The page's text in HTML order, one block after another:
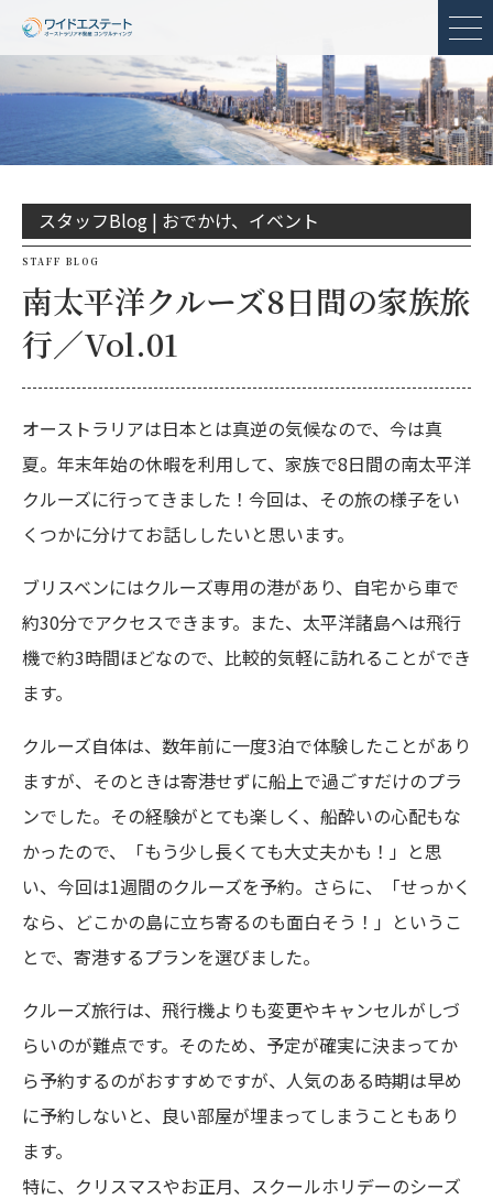
メ
スタッフBlog | おでかけ、イベント
STAFF BLOG
南太平洋クルーズ8日間の家族旅
行／Vol.01
オーストラリアは日本とは真逆の気候なので、今は真
夏。年末年始の休暇を利用して、家族で8日間の南太平洋
クルーズに行ってきました！今回は、その旅の様子をい
くつかに分けてお話ししたいと思います。
ブリスベンにはクルーズ専用の港があり、自宅から車で
約30分でアクセスできます。また、太平洋諸島へは飛行
機で約3時間ほどなので、比較的気軽に訪れることができ
ます。
クルーズ自体は、数年前に一度3泊で体験したことがあり
ますが、そのときは寄港せずに船上で過ごすだけのプラ
ンでした。その経験がとても楽しく、船酔いの心配もな
かったので、「もう少し長くても大丈夫かも！」と思
い、今回は1週間のクルーズを予約。さらに、「せっかく
なら、どこかの島に立ち寄るのも面白そう！」というこ
とで、寄港するプランを選びました。
クルーズ旅行は、飛行機よりも変更やキャンセルがしづ
らいのが難点です。そのため、予定が確実に決まってか
ら予約するのがおすすめですが、人気のある時期は早め
に予約しないと、良い部屋が埋まってしまうこともあり
ます。
特に、クリスマスやお正月、スクールホリデーのシーズ